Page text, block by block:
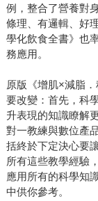
例，整合了營養對
條理、有邏輯、好
學化飲食全書》也
務應用。
原版《增肌×減脂
要改變：首先，科
升表現的知識瞭解
對一教練與數位產
括終於下定決心要
所有這些教學經驗
應用所有的科學知
中供你參考。